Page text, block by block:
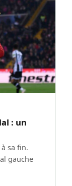
: un
sa fin.
gauche